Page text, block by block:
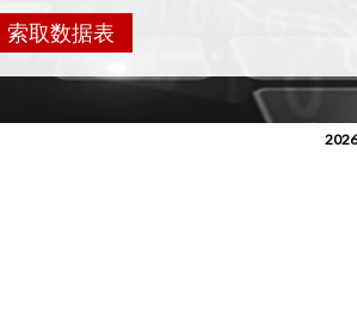
验证可视化与可控性：
内置完整测试套件及功能覆盖率收集。
索取数据表
2026